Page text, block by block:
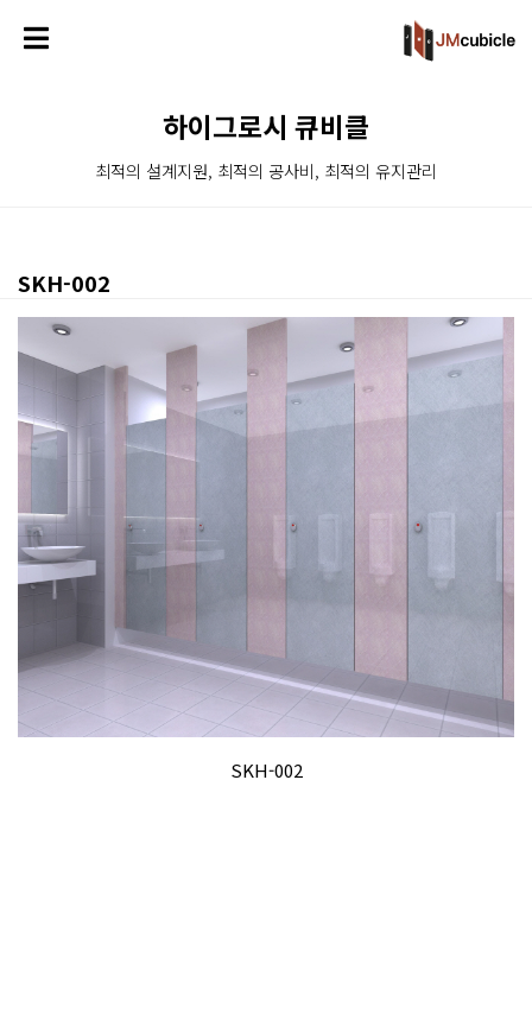
하이그로시 큐비클
최적의 설계지원, 최적의 공사비, 최적의 유지관리
SKH-002
SKH-002